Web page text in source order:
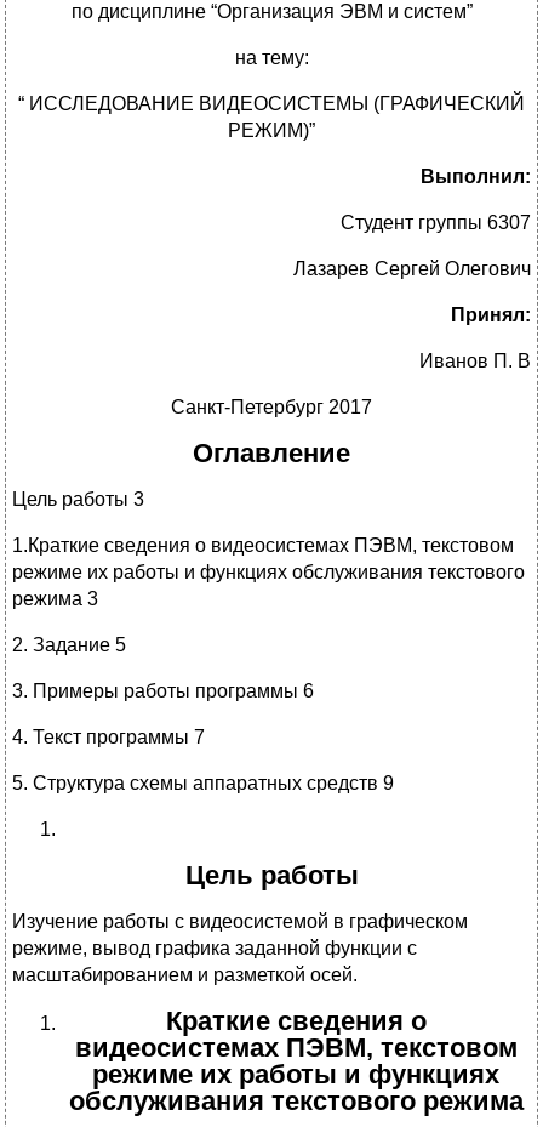
по дисциплине “Организация ЭВМ и систем”
на тему:
“ ИССЛЕДОВАНИЕ ВИДЕОСИСТЕМЫ (ГРАФИЧЕСКИЙ
РЕЖИМ)”
Выполнил:
Студент группы 6307
Лазарев Сергей Олегович
Принял:
Иванов П. В
Санкт-Петербург 2017
Оглавление
Цель работы 3
1.Краткие сведения о видеосистемах ПЭВМ, текстовом
режиме их работы и функциях обслуживания текстового
режима 3
2. Задание 5
3. Примеры работы программы 6
4. Текст программы 7
5. Структура схемы аппаратных средств 9
Цель работы
Изучение работы с видеосистемой в графическом
режиме, вывод графика заданной функции с
масштабированием и разметкой осей.
Краткие сведения о
видеосистемах ПЭВМ, текстовом
режиме их работы и функциях
обслуживания текстового режима